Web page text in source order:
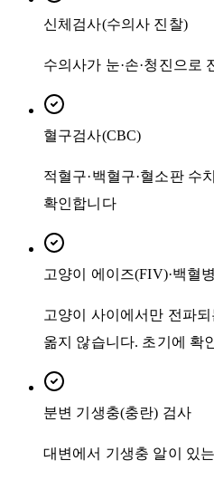
신체검사(수의사 진찰)
수의사가 눈·손·청진으로
혈구검사(CBC)
적혈구·백혈구·혈소판 수
확인합니다
고양이 에이즈(FIV)·백혈
고양이 사이에서만 전파
옮지 않습니다. 초기에 확
분변 기생충(충란) 검사
대변에서 기생충 알이 있